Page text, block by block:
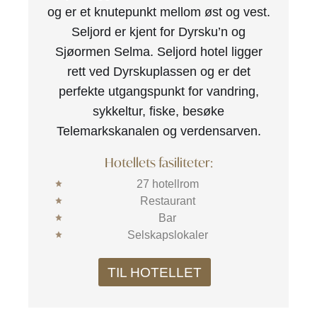
og er et knutepunkt mellom øst og vest.
Seljord er kjent for Dyrsku’n og
Sjøormen Selma. Seljord hotel ligger
rett ved Dyrskuplassen og er det
perfekte utgangspunkt for vandring,
sykkeltur, fiske, besøke
Telemarkskanalen og verdensarven.
Hotellets fasiliteter:
27 hotellrom
Restaurant
Bar
Selskapslokaler
TIL HOTELLET